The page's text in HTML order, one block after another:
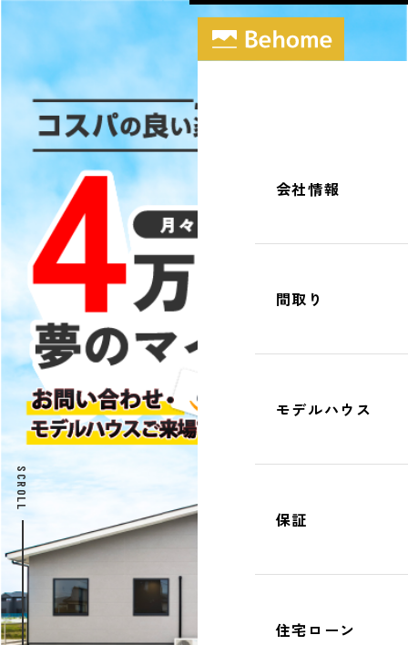
会社情報
間取り
モデルハウス
保証
住宅ローン
SCROLL